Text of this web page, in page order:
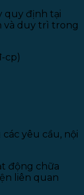
quy định tại
và duy trì trong
cp)
yêu cầu, nội
động chữa
liên quan